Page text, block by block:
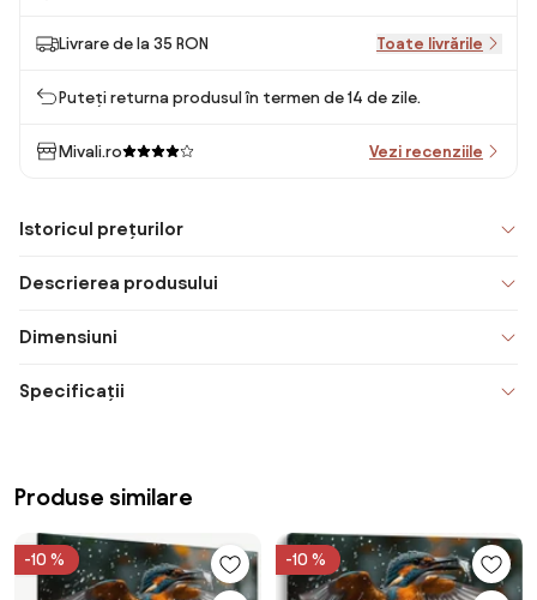
Livrare de la 35 RON Toate livrările
Puteți returna produsul în termen de 14 de zile.
Mivali.ro Vezi recenziile
Istoricul prețurilor
Descrierea produsului
Dimensiuni
Specificații
Produse similare
-10 % -10 %